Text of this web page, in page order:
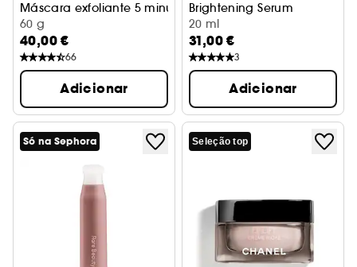
Máscara exfoliante 5 minutos
60 g
40,00 €
66
Adicionar
Brightening Serum
Sérum iluminador
20 ml
31,00 €
3
Adicionar
Só na Sephora Seleção top